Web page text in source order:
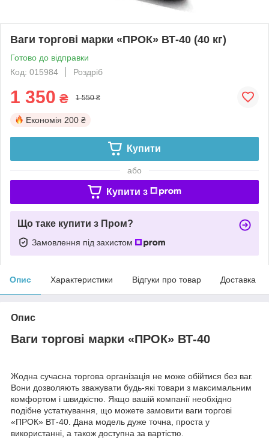
Ваги торгові марки «ПРОК» ВТ-40 (40 кг)
Готово до відправки
Код: 015984
Роздріб
1 350 ₴ 1 550 ₴
Економія 200 ₴
Купити
або
Купити з
Що таке купити з Пром?
Замовлення під захистом
Опис Характеристики Відгуки про товар Доставка
Опис
Ваги торгові марки «ПРОК» ВТ-40
Жодна сучасна торгова організація не може обійтися без ваг.
Вони дозволяють зважувати будь-які товари з максимальним
комфортом і швидкістю. Якщо вашій компанії необхідно
подібне устаткування, що можете замовити ваги торгові
«ПРОК» ВТ-40. Дана модель дуже точна, проста у
використанні, а також доступна за вартістю.